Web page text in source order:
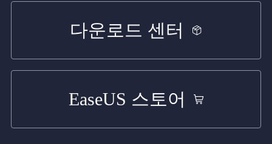
다운로드 센터
EaseUS 스토어